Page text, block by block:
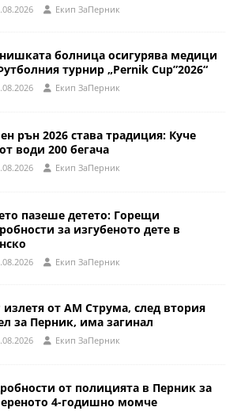
Eкип ЗаПерник
болница осигурява медици
турнир „Pernik Cup”2026“
Eкип ЗаПерник
рън 2026 става традиция: Куче
води 200 бегача
Eкип ЗаПерник
пазеше детето: Горещи
за изгубеното дете в
Eкип ЗаПерник
от АМ Струма, след втория
за Перник, има загинал
Eкип ЗаПерник
от полицията в Перник за
4-годишно момче